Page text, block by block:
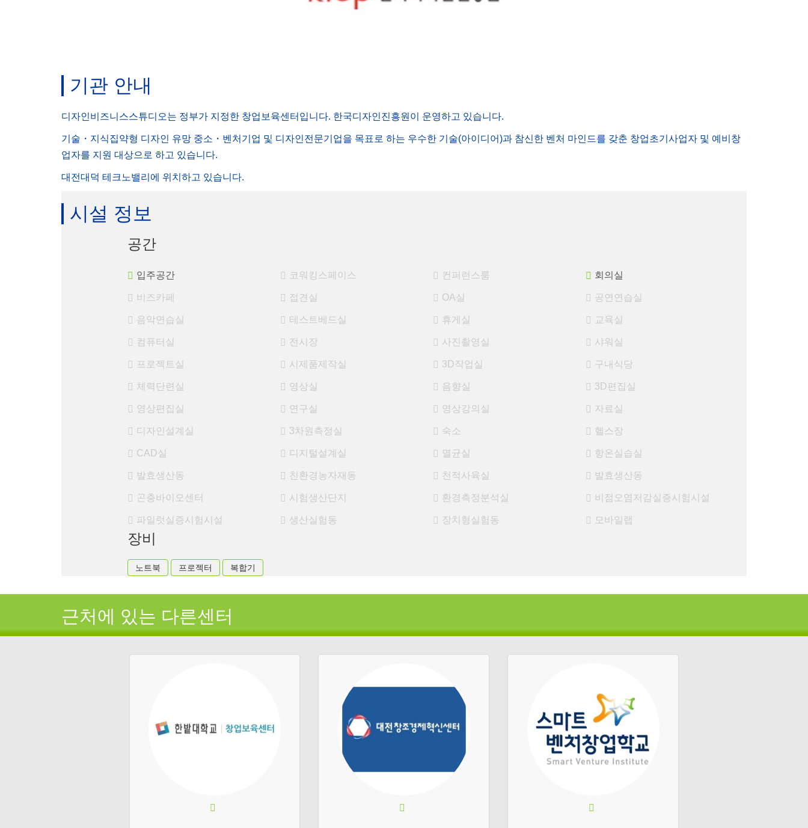
기관 안내
디자인비즈니스스튜디오는 정부가 지정한 창업보육센터입니다. 한국디자인진흥원이 운영하고 있습니다.
기술・지식집약형 디자인 유망 중소・벤처기업 및 디자인전문기업을 목표로 하는 우수한 기술(아이디어)과 참신한 벤처 마인드를 갖춘 창업초기사업자 및 예비창
업자를 지원 대상으로 하고 있습니다.
대전대덕 테크노밸리에 위치하고 있습니다.
시설 정보
공간
입주공간 코워킹스페이스 컨퍼런스룸 회의실
비즈카페 접견실 OA실 공연연습실
음악연습실 테스트베드실 휴게실 교육실
컴퓨터실 전시장 사진촬영실 샤워실
프로젝트실 시제품제작실 3D작업실 구내식당
체력단련실 영상실 음향실 3D편집실
영상편집실 연구실 영상강의실 자료실
디자인설계실 3차원측정실 숙소 헬스장
CAD실 디지털설계실 멸균실 항온실습실
발효생산동 친환경농자재동 천적사육실 발효생산동
곤충바이오센터 시험생산단지 환경측정분석실 비점오염저감실증시험시설
파일럿실증시험시설 생산실험동 장치형실험동 모바일랩
장비
노트북 프로젝터 복합기
근처에 있는 다른센터